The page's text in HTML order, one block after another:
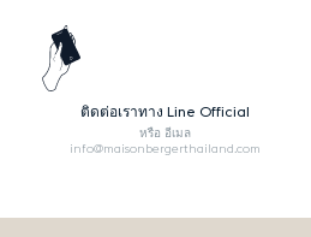
ติดต่อเราทาง Line Official
หรือ อีเมล
info@maisonbergerthailand.com